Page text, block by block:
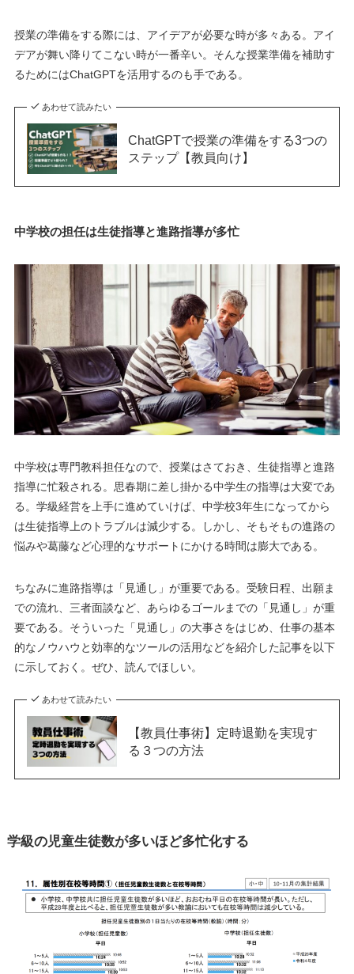
授業の準備をする際には、アイデアが必要な時が多々ある。アイ
デアが舞い降りてこない時が一番辛い。そんな授業準備を補助す
るためにはChatGPTを活用するのも手である。
あわせて読みたい
ChatGPTで授業の準備をする3つの
ステップ【教員向け】
中学校の担任は生徒指導と進路指導が多忙
中学校は専門教科担任なので、授業はさておき、生徒指導と進路
指導に忙殺される。思春期に差し掛かる中学生の指導は大変であ
る。学級経営を上手に進めていけば、中学校3年生になってから
は生徒指導上のトラブルは減少する。しかし、そもそもの進路の
悩みや葛藤など心理的なサポートにかける時間は膨大である。
ちなみに進路指導は「見通し」が重要である。受験日程、出願ま
での流れ、三者面談など、あらゆるゴールまでの「見通し」が重
要である。そういった「見通し」の大事さをはじめ、仕事の基本
的なノウハウと効率的なツールの活用などを紹介した記事を以下
に示しておく。ぜひ、読んでほしい。
あわせて読みたい
【教員仕事術】定時退勤を実現す
る３つの方法
学級の児童生徒数が多いほど多忙化する